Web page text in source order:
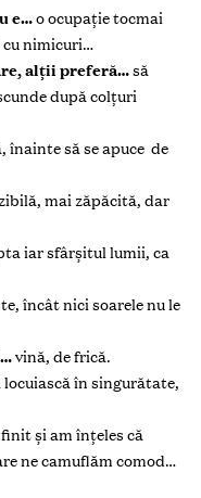
e…o ocupaţie tocmai
cu nimicuri…
alţii preferă…să
după colţuri
înainte să se apuce de
mai zăpăcită, dar
iar sfârşitul lumii, ca
încât nici soarele nu le
vină, de frică.
locuiască în singurătate,
şi am înţeles că
ne camuflăm comod…